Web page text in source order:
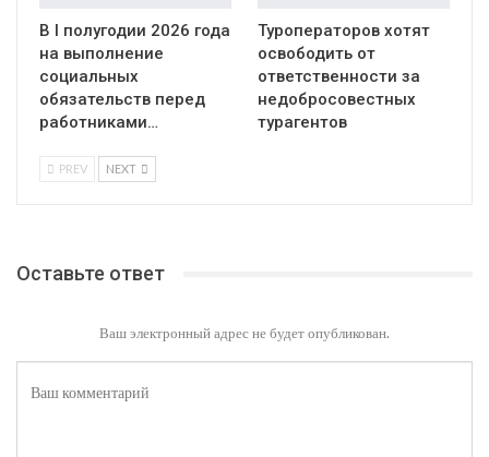
В I полугодии 2026 года
на выполнение
социальных
обязательств перед
работниками…
Туроператоров хотят
освободить от
ответственности за
недобросовестных
турагентов
PREV NEXT
Оставьте ответ
Ваш электронный адрес не будет опубликован.